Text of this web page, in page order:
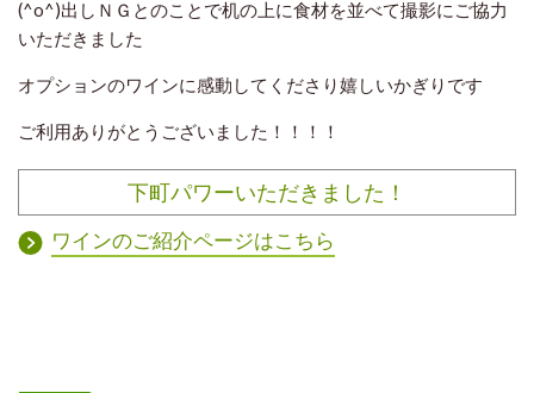
(^o^)出しＮＧとのことで机の上に食材を並べて撮影にご協力
いただきました
オプションのワインに感動してくださり嬉しいかぎりです
ご利用ありがとうございました！！！！
下町パワーいただきました！
ワインのご紹介ページはこちら